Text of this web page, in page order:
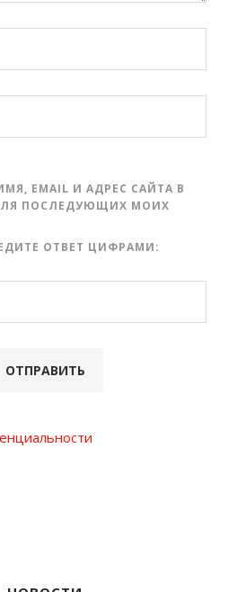
EMAIL И АДРЕС САЙТА В
ПОСЛЕДУЮЩИХ МОИХ
ОТВЕТ ЦИФРАМИ: